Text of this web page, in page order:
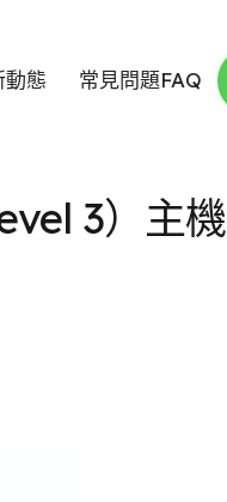
動態 常見問題FAQ
3）主機